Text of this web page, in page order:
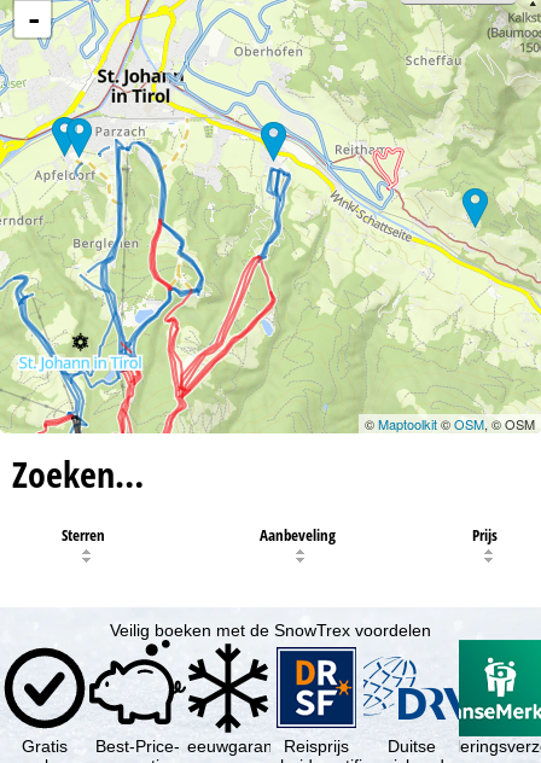
-
©Maptoolkit©OSM, © OSM
Zoeken…
Sterren Aanbeveling Prijs
Veilig boeken met de SnowTrex voordelen
Gratis
Best-Price-SneeuwgarantieReisprijs
Duitse